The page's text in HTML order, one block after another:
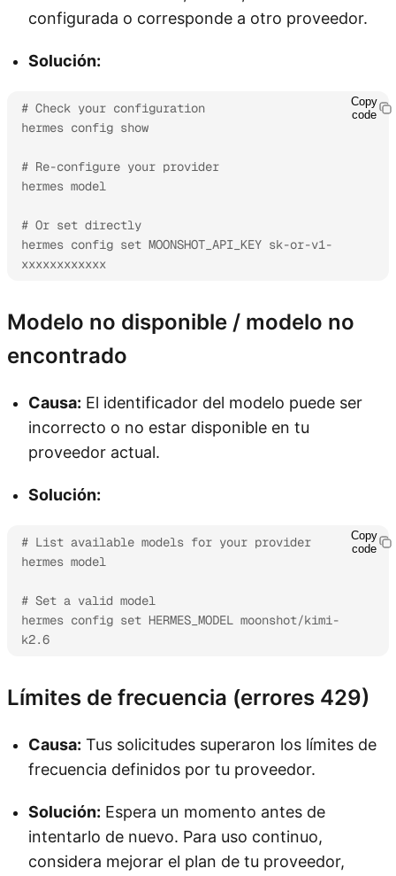
configurada o corresponde a otro proveedor.
Solución:
# Check your configuration
hermes config show
# Re-configure your provider
hermes model
# Or set directly
hermes config set MOONSHOT_API_KEY sk-or-v1-
xxxxxxxxxxxx
Copy
code
Modelo no disponible / modelo no
encontrado
Causa: El identificador del modelo puede ser
incorrecto o no estar disponible en tu
proveedor actual.
Solución:
# List available models for your provider
hermes model
# Set a valid model
hermes config set HERMES_MODEL moonshot/kimi-
k2.6
Copy
code
Límites de frecuencia (errores 429)
Causa: Tus solicitudes superaron los límites de
frecuencia definidos por tu proveedor.
Solución: Espera un momento antes de
intentarlo de nuevo. Para uso continuo,
considera mejorar el plan de tu proveedor,